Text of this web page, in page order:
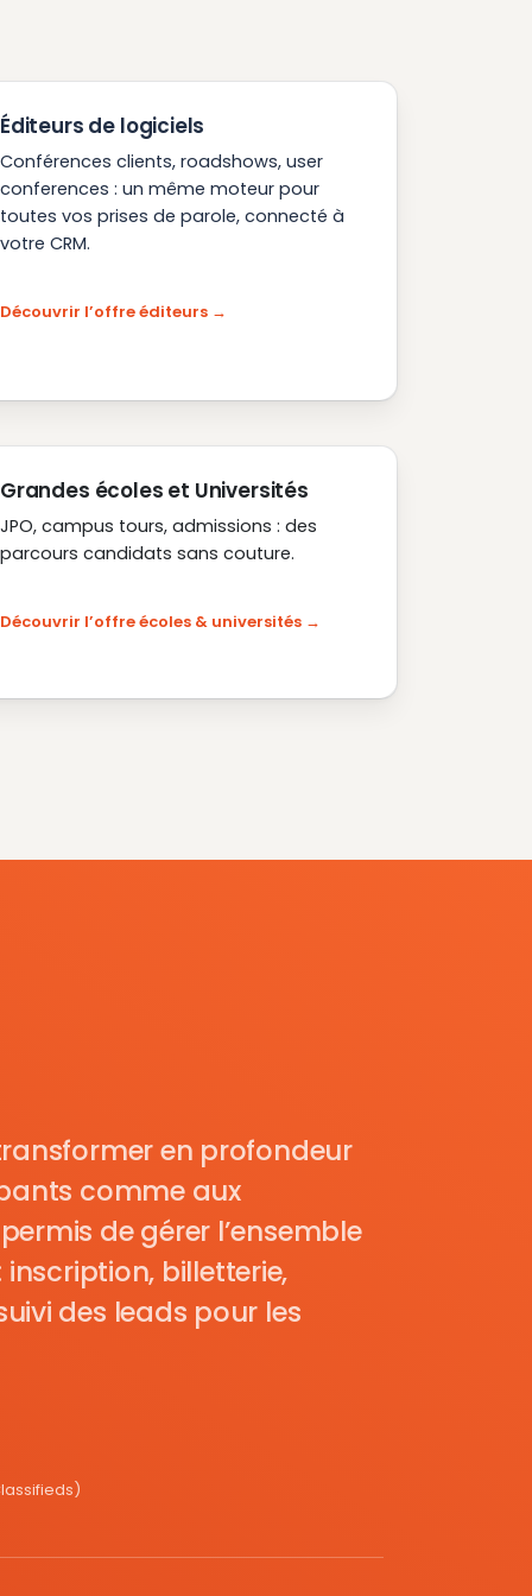
Éditeurs de logiciels
Conférences clients, roadshows, user
conferences : un même moteur pour
toutes vos prises de parole, connecté à
votre CRM.
Découvrir l’offre éditeurs
Grandes écoles et Universités
JPO, campus tours, admissions : des
parcours candidats sans couture.
Découvrir l’offre écoles & universités
en profondeur
comme aux
de gérer l’ensemble
billetterie,
des leads pour les